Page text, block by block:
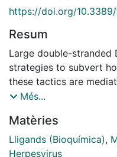
https://doi.org/
Resum
Large double-stranded
strategies to subvert
these tactics are
acquired by horizontal
The programmed
ligands, PD-L1 and
attenuating T-cell
Més...
Matèries
Lligands (Bioquímica),
Herpesvirus